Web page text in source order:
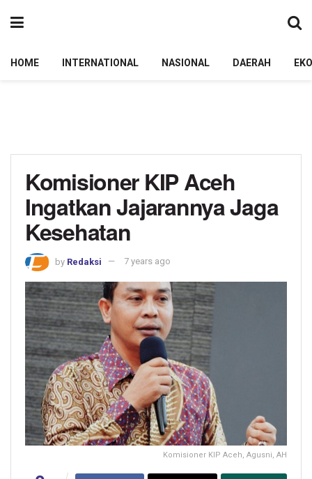
HOME INTERNATIONAL NASIONAL DAERAH
Komisioner KIP Aceh
Ingatkan Jajarannya Jaga
Kesehatan
by Redaksi 7 years ago
Komisioner KIP Aceh, Agusni, AH